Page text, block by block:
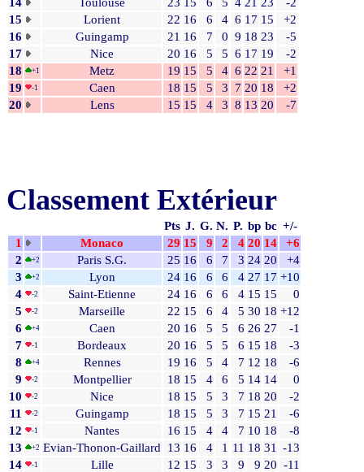
15
Lorient 22 16 6 4 6 17 15
+2
16
Guingamp 21 16 7 0 9 18 23
-5
17
Nice 20 16 5 5 6 17 19
-2
18
+1 Metz 19 15 5 4 6 22 21
+1
19
-1 Caen 18 15 5 3 7 20 18
+2
20
Lens 15 15 4 3 8 13 20 -7
Classement Extérieur
Pts J. G. N. P. bp bc +/-
1
Monaco 29 15 9 2 4 20 14
+6
2
+2 Paris S.G. 25 16 6 7 3 24 20
+4
3
+2 Lyon 24 16 6 6 4 27 17 +10
4
-2 Saint-Etienne 24 16 6 6 4 15 15
0
5
-2 Marseille 22 15 6 4 5 30 18 +12
6
+4 Caen 20 16 5 5 6 26 27
-1
7
-1 Bordeaux 20 16 5 5 6 15 18
-3
8
+4 Rennes 19 16 5 4 7 12 18
-6
9
-2 Montpellier 18 15 4 6 5 14 14
0
10
-2 Nice 18 15 5 3 7 18 20
-2
11
-2 Guingamp 18 15 5 3 7 15 21
-6
12
-1 Nantes 16 15 4 4 7 10 18
-8
13
+2 Evian-Thonon-Gaillard 13 16 4 1 11 18 31
-13
14
-1 Lille 12 15 3 3 9 9 20 -11